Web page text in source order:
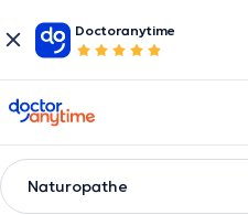
Doctoranytime
doctoranytime
Naturopathe